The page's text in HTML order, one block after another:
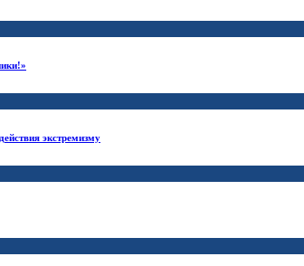
экстремизму